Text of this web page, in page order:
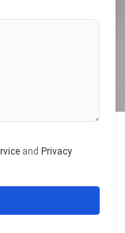
and Privacy